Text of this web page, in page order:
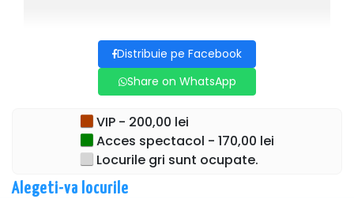
ESCAMILLO- Fang Shuang
FRASQUITA-Miruna Iancu
MERCEDES-Alexandrina Stan
REMENDADO-Ciprian Pahonea
Distribuie pe Facebook
Share on WhatsApp
VIP - 200,00 lei
Acces spectacol - 170,00 lei
Locurile gri sunt ocupate.
Alegeti-va locurile